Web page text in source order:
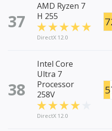
37
AMD Ryzen 7
H 255
DirectX 12.0
38
Intel Core
Ultra 7
Processor
258V
DirectX 12.0